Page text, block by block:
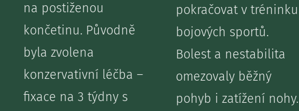
na postiženou
končetinu. Původně
byla zvolena
konzervativní léčba –
fixace na 3 týdny s
pokračovat v tréninku
bojových sportů.
Bolest a nestabilita
omezovaly běžný
pohyb i zatížení nohy.